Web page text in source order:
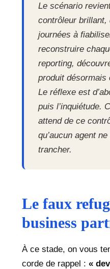
Le scénario
contrôleur brillant,
journées à
reconstruire
reporting,
produit désormais
Le réflexe est
puis l’inquiétude.
attend de ce
qu’aucun agent
trancher.
Le faux
business
À ce stade, on vous
corde de rappel : «